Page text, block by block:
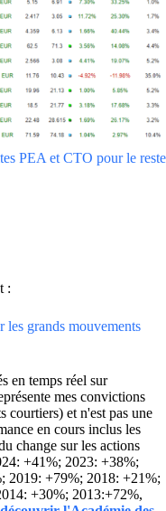
PEA et CTO pour le reste
:
les grands mouvements
en temps réel sur
mes convictions
courtiers) et n'est pas une
en cours inclus les
change sur les actions
+41%; 2023: +38%;
2019: +79%; 2018: +21%;
+30%; 2013:+72%,